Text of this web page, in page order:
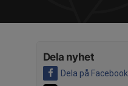
Dela nyhet
Dela på Facebook